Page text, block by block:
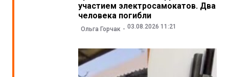
участием электросамокатов. Два
человека погибли
Ольга Горчак 03.08.2026 11:21